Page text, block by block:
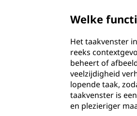
Welke
Het taakvenster
reeks
beheert of
veelzijdigheid
lopende taak,
taakvenster is
en plezieriger